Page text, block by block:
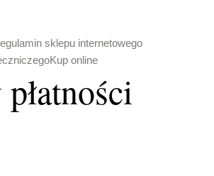
sklepu internetowego
Kup online